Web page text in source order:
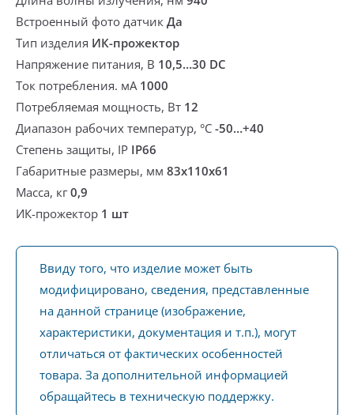
Встроенный фото датчик Да
Тип изделия ИК-прожектор
Напряжение питания, В 10,5…30 DC
Ток потребления. мА 1000
Потребляемая мощность, Вт 12
Диапазон рабочих температур, °С -50…+40
Степень защиты, IP IP66
Габаритные размеры, мм 83x110x61
Масса, кг0,9
ИК-прожектор 1 шт
Ввиду того, что изделие может быть
модифицировано, сведения, представленные
на данной странице (изображение,
характеристики, документация и т.п.), могут
отличаться от фактических особенностей
товара. За дополнительной информацией
обращайтесь в техническую поддержку.